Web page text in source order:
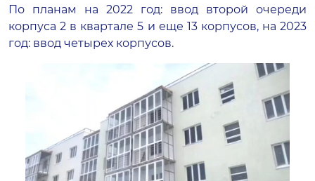
По планам на 2022 год: ввод второй очереди
корпуса 2 в квартале 5 и еще 13 корпусов, на 2023
год: ввод четырех корпусов.